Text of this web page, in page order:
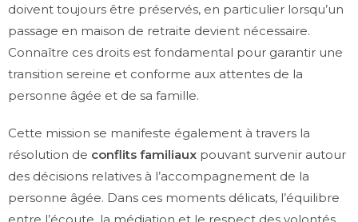
doivent toujours être préservés, en particulier lorsqu’un
passage en maison de retraite devient nécessaire.
Connaître ces droits est fondamental pour garantir une
transition sereine et conforme aux attentes de la
personne âgée et de sa famille.
Cette mission se manifeste également à travers la
résolution de conflits familiaux pouvant survenir autour
des décisions relatives à l’accompagnement de la
personne âgée. Dans ces moments délicats, l’équilibre
entre l’écoute, la médiation et le respect des volontés